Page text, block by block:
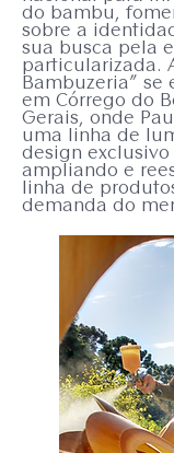
do bambu,
sobre a
sua busca pela
particularizada.
Bambuzeria” se
em Córrego do
Gerais, onde
uma linha de
design exclusivo
ampliando e
linha de
demanda do